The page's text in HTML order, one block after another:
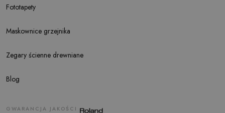
Fototapety
Maskownice grzejnika
Zegary ścienne drewniane
Blog
GWARANCJA JAKOŚCI